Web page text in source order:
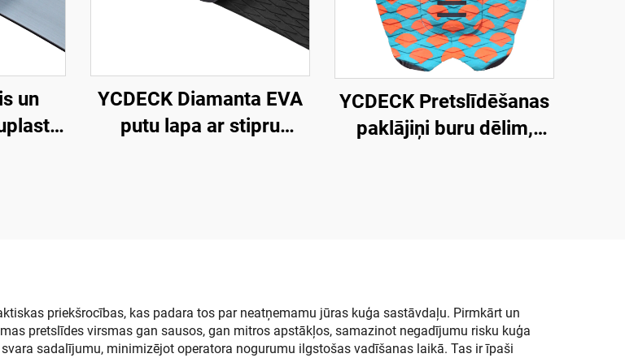
un
YCDECK Diamanta EVA
putu lapa ar stipru
YCDECK Pretslīdēšanas
paklājiņi buru dēlim,
priekšrocības, kas padara tos par neatņemamu jūras kuģa sastāvdaļu. Pirmkārt un
pretslīdes virsmas gan sausos, gan mitros apstākļos, samazinot negadījumu risku kuģa
sadalījumu, minimizējot operatora nogurumu ilgstošas vadīšanas laikā. Tas ir īpaši